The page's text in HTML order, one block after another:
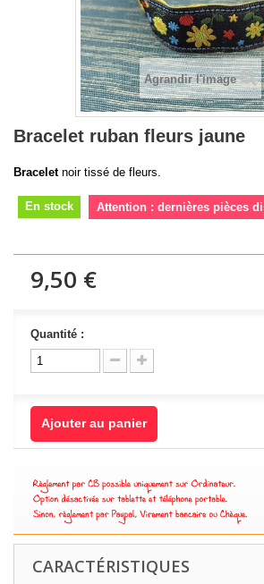
Agrandir l'image
Bracelet ruban fleurs jaune
Braceletnoir tissé de fleurs.
En stock Attention : dernières pièces
9,50 €
Quantité :
Ajouter au panier
CARACTÉRISTIQUES